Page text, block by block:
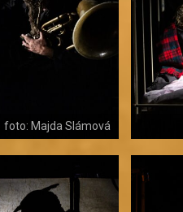
foto: Majda Slámová